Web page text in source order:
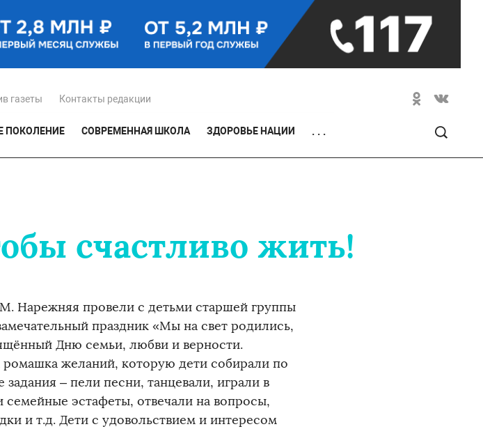
газеты Контакты редакции
ПОКОЛЕНИЕ СОВРЕМЕННАЯ ШКОЛА ЗДОРОВЬЕ НАЦИИ . . .
счастливо жить!
Нарежняя провели с детьми старшей группы
праздник «Мы на свет родились,
Дню семьи, любви и верности.
желаний, которую дети собирали по
– пели песни, танцевали, играли в
эстафеты, отвечали на вопросы,
и т.д. Дети с удовольствием и интересом